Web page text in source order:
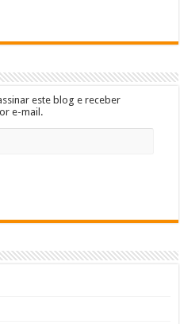
este blog e receber
e-mail.